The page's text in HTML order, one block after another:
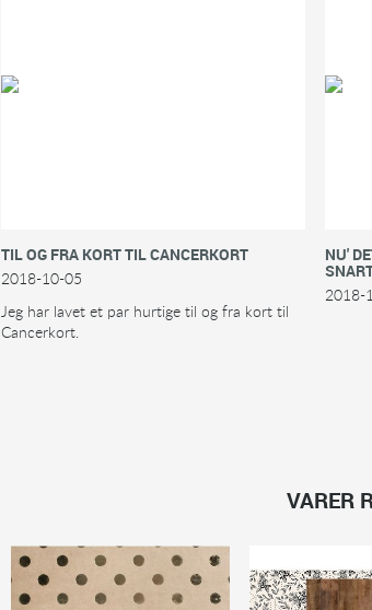
TIL OG FRA KORT TIL CANCERKORT
2018-10-05
Jeg har lavet et par hurtige til og fra kort til
Cancerkort.
NU'
2018-
VARER